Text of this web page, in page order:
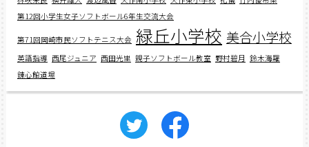
第12回小学生女子ソフトボール6年生交流大会
第71回岡崎市民ソフトテニス大会 緑丘小学校 美合小学校
英語指導 西尾ジュニア 西田光里 親子ソフトボール教室 野村碧月 鈴木海羅
錬心館道場